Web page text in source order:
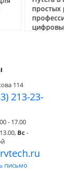
простых
цифровых
114
213-23-
- 17.00
Вс -
письмо